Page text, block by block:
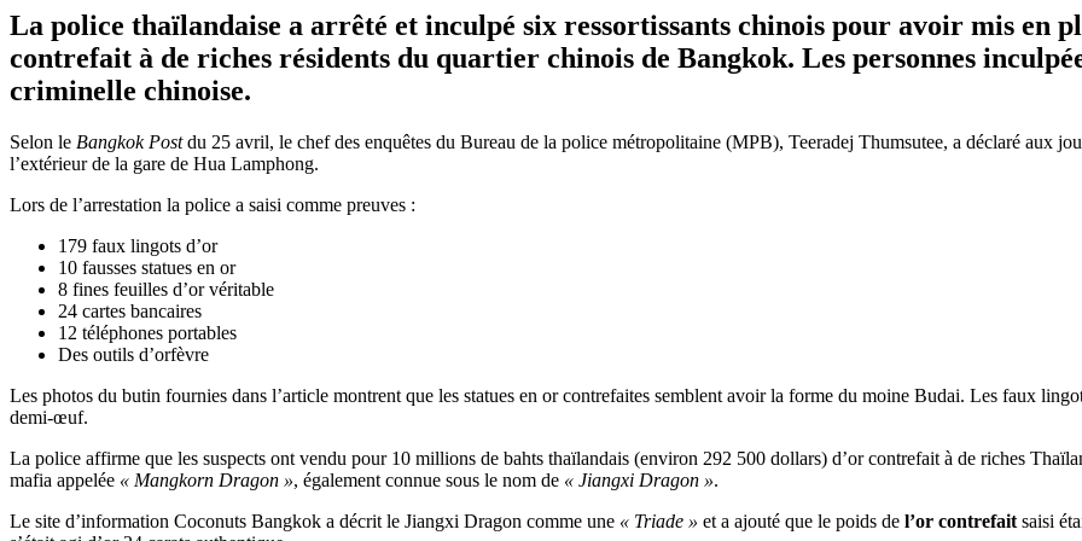
La police thaïlandaise a arrêté et inculpé six ressortissants chinois pour avoir mis en
contrefait à de riches résidents du quartier chinois de Bangkok. Les personnes
criminelle chinoise.
Selon le Bangkok Postdu 25 avril, le chef des enquêtes du Bureau de la police métropolitaine (MPB), Teeradej Thumsutee, a déclaré aux
l’extérieur de la gare de Hua Lamphong.
Lors de l’arrestation la police a saisi comme preuves :
179 faux lingots d’or
10 fausses statues en or
8 fines feuilles d’or véritable
24 cartes bancaires
12 téléphones portables
Des outils d’orfèvre
Les photos du butin fournies dans l’article montrent que les statues en or contrefaites semblent avoir la forme du moine Budai. Les faux
demi-œuf.
La police affirme que les suspects ont vendu pour 10 millions de bahts thaïlandais (environ 292 500 dollars) d’or contrefait à de riches
mafia appelée « Mangkorn Dragon », également connue sous le nom de « Jiangxi Dragon ».
Le site d’information Coconuts Bangkok a décrit le Jiangxi Dragon comme une « Triade » et a ajouté que le poids de l’or contrefait saisi